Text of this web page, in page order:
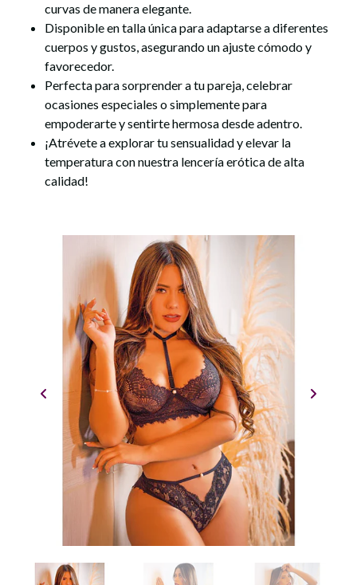
curvas de manera elegante.
Disponible en talla única para adaptarse a diferentes
cuerpos y gustos, asegurando un ajuste cómodo y
favorecedor.
Perfecta para sorprender a tu pareja, celebrar
ocasiones especiales o simplemente para
empoderarte y sentirte hermosa desde adentro.
¡Atrévete a explorar tu sensualidad y elevar la
temperatura con nuestra lencería eróticade alta
calidad!